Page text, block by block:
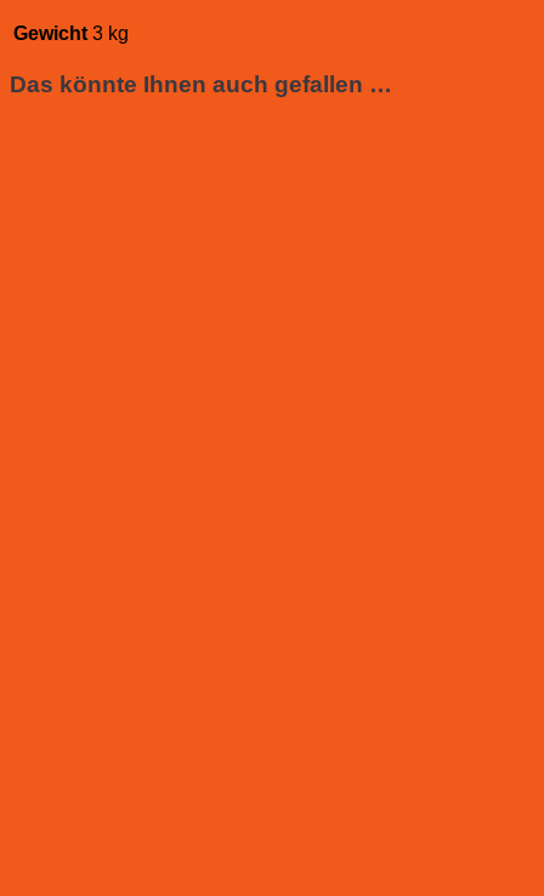
Gewicht 3 kg
Das könnte Ihnen auch gefallen …